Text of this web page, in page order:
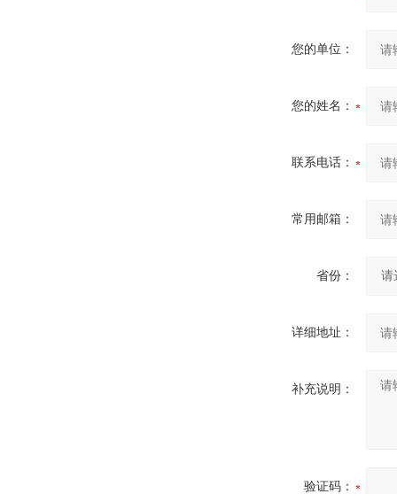
您的单位：
您的姓名：
联系电话：
常用邮箱：
省份：
详细地址：
补充说明：
验证码：